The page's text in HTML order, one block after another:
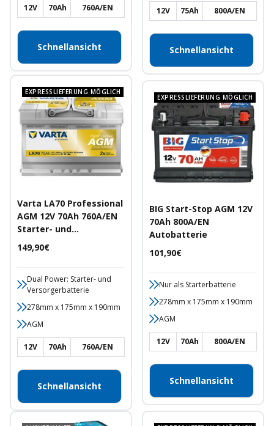
12V 70Ah 760A/EN
Schnellansicht
12V 75Ah 800A/EN
Schnellansicht
EXPRESSLIEFERUNG MÖGLICH
Varta LA70 Professional
AGM 12V 70Ah 760A/EN
Starter- und
Angebotspreis
149,90€
Dual Power: Starter- und
Versorgerbatterie
278mm x 175mm x 190mm
AGM
12V 70Ah 760A/EN
Schnellansicht
EXPRESSLIEFERUNG MÖGLICH
BIG Start-Stop AGM 12V
70Ah 800A/EN
Autobatterie
Angebotspreis
101,90€
Nur als Starterbatterie
278mm x 175mm x 190mm
AGM
12V 70Ah 800A/EN
Schnellansicht